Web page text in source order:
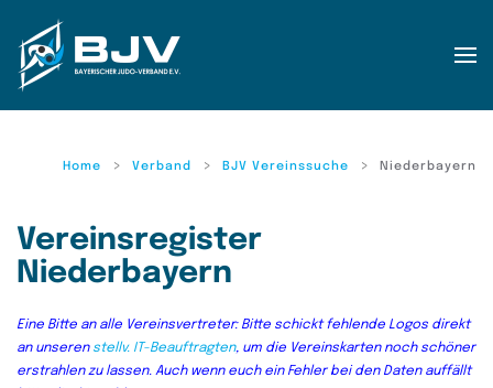
Zum Hauptinhalt springen
Home Verband BJV Vereinssuche Niederbayern
Vereinsregister
Niederbayern
Eine Bitte an alle Vereinsvertreter: Bitte schickt fehlende Logos direkt
an unseren stellv. IT-Beauftragten, um die Vereinskarten noch schöner
erstrahlen zu lassen. Auch wenn euch ein Fehler bei den Daten auffällt